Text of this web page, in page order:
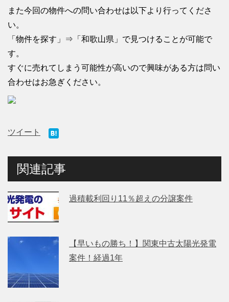
また今回の物件への問い合わせは以下より行ってくださ
い。
「物件を探す」⇒「和歌山県」で見つけることが可能で
す。
すぐに売れてしまう可能性が高いので興味がある方は問い
合わせはお急ぎください。
ツイート
関連記事
過積載利回り11％超えの分譲案件
【早いもの勝ち！】関東中古太陽光発電
案件！経過1年